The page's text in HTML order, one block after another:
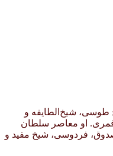
شیخ‌الطایفه و
از علمای ایرانی شیعه در قرن ۵ قمری. او معاصر سلطان
فردوسی، شیخ مفید و